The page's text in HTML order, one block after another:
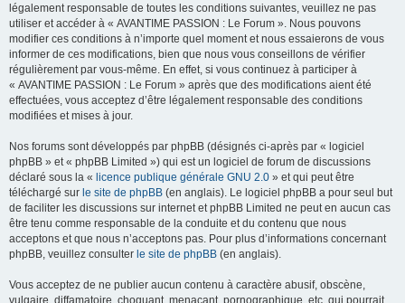
légalement responsable de toutes les conditions suivantes, veuillez ne pas
utiliser et accéder à « AVANTIME PASSION : Le Forum ». Nous pouvons
modifier ces conditions à n’importe quel moment et nous essaierons de vous
informer de ces modifications, bien que nous vous conseillons de vérifier
régulièrement par vous-même. En effet, si vous continuez à participer à
« AVANTIME PASSION : Le Forum » après que des modifications aient été
effectuées, vous acceptez d’être légalement responsable des conditions
modifiées et mises à jour.
Nos forums sont développés par phpBB (désignés ci-après par « logiciel
phpBB » et « phpBB Limited ») qui est un logiciel de forum de discussions
déclaré sous la « licence publique générale GNU 2.0 » et qui peut être
téléchargé sur le site de phpBB (en anglais). Le logiciel phpBB a pour seul but
de faciliter les discussions sur internet et phpBB Limited ne peut en aucun cas
être tenu comme responsable de la conduite et du contenu que nous
acceptons et que nous n’acceptons pas. Pour plus d’informations concernant
phpBB, veuillez consulter le site de phpBB (en anglais).
Vous acceptez de ne publier aucun contenu à caractère abusif, obscène,
vulgaire, diffamatoire, choquant, menaçant, pornographique, etc. qui pourrait